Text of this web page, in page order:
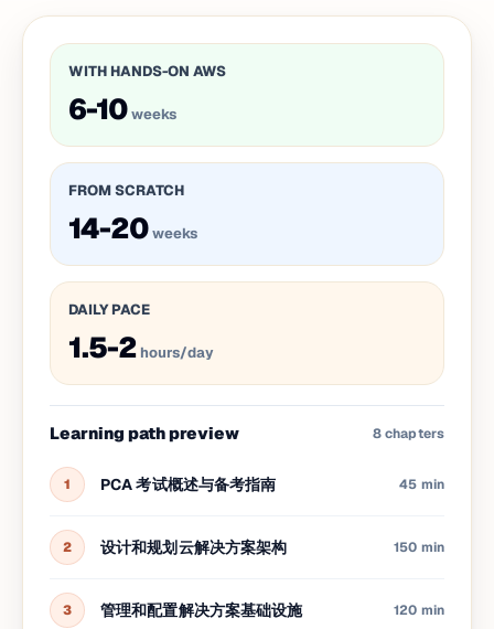
WITH HANDS-ON AWS
6-10weeks
FROM SCRATCH
14-20weeks
DAILY PACE
1.5-2 hours/day
Learning path preview 8chapters
1 PCA 考试概述与备考指南 45 min
2 设计和规划云解决方案架构 150 min
3 管理和配置解决方案基础设施 120 min